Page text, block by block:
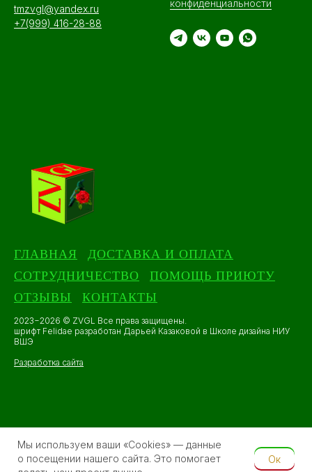
tmzvgl@yandex.ru
+7(999) 416-28-88
конфиденциальности
ГЛАВНАЯ
ДОСТАВКА И ОПЛАТА
СОТРУДНИЧЕСТВО
ПОМОЩЬ ПРИЮТУ
ОТЗЫВЫ
КОНТАКТЫ
2023−2026 © ZVGL Все права защищены.
шрифт Felidae разработан Дарьей Казаковой в Школе дизайна НИУ
ВШЭ
Разработка сайта
Мы используем ваши «Cookies» — данные
о посещении нашего сайта. Это помогает
Ок
Tilda